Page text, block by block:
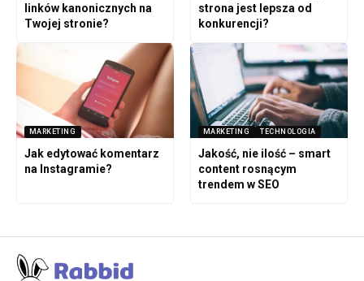
linków kanonicznych na
Twojej stronie?
strona jest lepsza od
konkurencji?
MARKETING
Jak edytować komentarz
na Instagramie?
MARKETING TECHNOLOGIA
Jakość, nie ilość – smart
content rosnącym
trendem w SEO